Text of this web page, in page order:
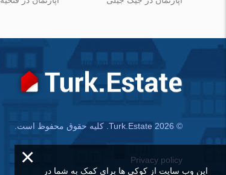
© Turk.Estate 2026. کلیه حقوق محفوظ است.
Privacy policy
×
این وب سایت از کوکی ها برای کمک به شما در